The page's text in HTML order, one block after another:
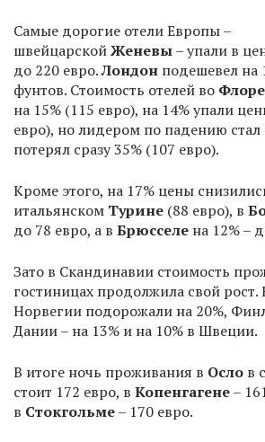
Самые дорогие отели Европы –
швейцарскойЖеневы– упали в
до 220 евро.Лондон подешевел на
фунтов. Стоимость отелей во
на 15% (115 евро), на 14% упали
евро), но лидером по падению стал
потерял сразу 35% (107 евро).
Кроме этого, на 17% цены
итальянском Турине (88 евро), в
до 78 евро, а в Брюсселе на 12% –
Зато в Скандинавии стоимость
гостиницах продолжила свой
Норвегии подорожали на 20%,
Дании – на 13% и на 10% в Швеции.
В итоге ночь проживания в Осло в
стоит 172 евро, в Копенгагене–
в Стокгольме– 170 евро.